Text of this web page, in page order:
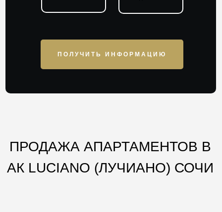
ПОЛУЧИТЬ ИНФОРМАЦИЮ
ПРОДАЖА АПАРТАМЕНТОВ В
АК LUCIANO (ЛУЧИАНО) СОЧИ